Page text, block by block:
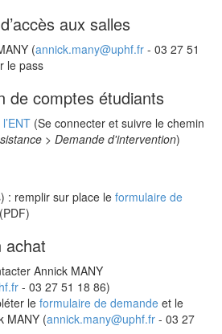
aux salles
(annick.many@uphf.fr - 03 27 51
le pass
de comptes étudiants
(Se connecter et suivre le chemin
> Demande d'intervention)
: remplir sur place le formulaire de
(PDF)
achat
Annick MANY
- 03 27 51 18 86)
le formulaire de demande et le
MANY (annick.many@uphf.fr - 03 27